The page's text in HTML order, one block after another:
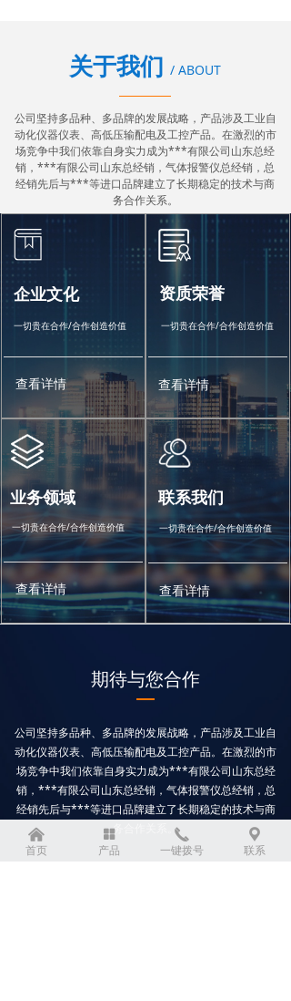
公司坚持多品种、多品牌的发展战略，产品涉及工业自
动化仪器仪表、高低压输配电及工控产品。在激烈的市
场竞争中我们依靠自身实力成为***有限公司山东总经
销，***有限公司山东总经销，气体报警仪总经销，总
经销先后与***等进口品牌建立了长期稳定的技术与商
务合作关系。
关于我们 / ABOUT
企业文化
一切贵在合作/合作创造价值
查看详情
资质荣誉
一切贵在合作/合作创造价值
查看详情
业务领域
一切贵在合作/合作创造价值
查看详情
联系我们
一切贵在合作/合作创造价值
查看详情
期待与您合作
—
公司坚持多品种、多品牌的发展战略，产品涉及工业自
动化仪器仪表、高低压输配电及工控产品。在激烈的市
场竞争中我们依靠自身实力成为***有限公司山东总经
销，***有限公司山东总经销，气体报警仪总经销，总
经销先后与***等进口品牌建立了长期稳定的技术与商
务合作关系。
낀
首页
넒
产品
끅
一键拨号
끇
联系